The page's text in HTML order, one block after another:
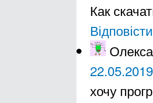
Как
Відповісти
хочу